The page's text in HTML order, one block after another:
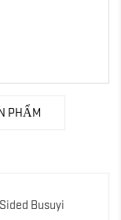
PHẨM
Busuyi